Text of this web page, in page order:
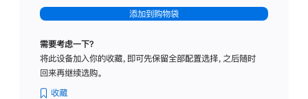
-
标
璃
添加到购物袋
需要考虑一下？
将此设备加入你的收藏，即可先保留全部配置选择，之后随时
回来再继续选购。
收藏